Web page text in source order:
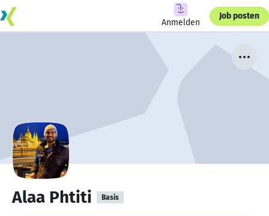
Anmelden
Job posten
Alaa Phtiti Basis